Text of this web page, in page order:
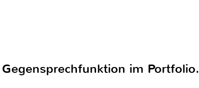
im Portfolio.